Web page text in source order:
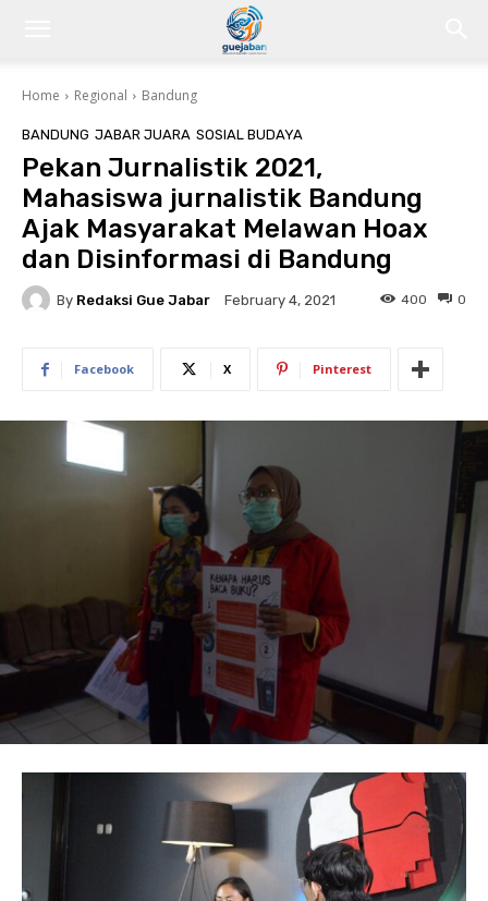
Home Regional Bandung
BANDUNG JABAR JUARA SOSIAL BUDAYA
Pekan Jurnalistik 2021,
Mahasiswa jurnalistik Bandung
Ajak Masyarakat Melawan Hoax
dan Disinformasi di Bandung
By Redaksi Gue Jabar February 4, 2021 0
400
Facebook X Pinterest